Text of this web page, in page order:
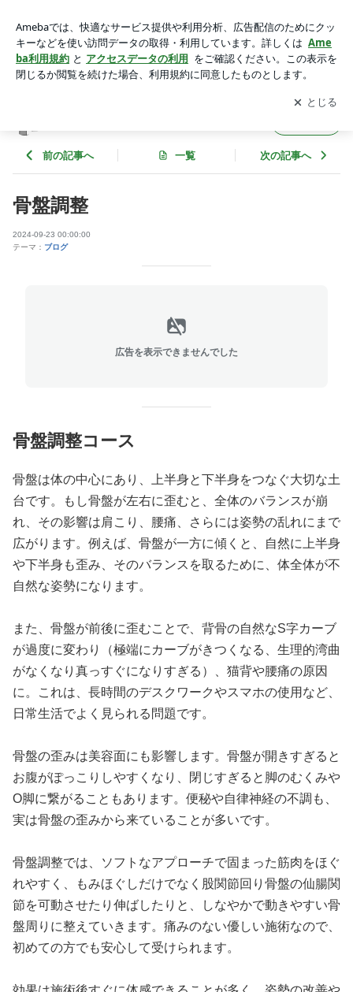
アプリをダウンロードして ブログの更新通知
を受け取りまし
ょう。
開く
前の記事へ 一覧 次の記事へ
骨盤調整
2024-09-23 00:00:00
テーマ： ブログ
広告を表示できませんでした
骨盤調整コース
骨盤は体の中心にあり、上半身と下半身をつなぐ大切な土
台です。もし骨盤が左右に歪むと、全体のバランスが崩
れ、その影響は肩こり、腰痛、さらには姿勢の乱れにまで
広がります。例えば、骨盤が一方に傾くと、自然に上半身
や下半身も歪み、そのバランスを取るために、体全体が不
自然な姿勢になります。
また、骨盤が前後に歪むことで、背骨の自然なS字カーブ
が過度に変わり（極端にカーブがきつくなる、生理的湾曲
がなくなり真っすぐになりすぎる）、猫背や腰痛の原因
に。これは、長時間のデスクワークやスマホの使用など、
日常生活でよく見られる問題です。
骨盤の歪みは美容面にも影響します。骨盤が開きすぎると
お腹がぽっこりしやすくなり、閉じすぎると脚のむくみや
O脚に繋がることもあります。便秘や自律神経の不調も、
実は骨盤の歪みから来ていることが多いです。
骨盤調整では、ソフトなアプローチで固まった筋肉をほぐ
れやすく、もみほぐしだけでなく股関節回り骨盤の仙腸関
節を可動させたり伸ばしたりと、しなやかで動きやすい骨
盤周りに整えていきます。痛みのない優しい施術なので、
初めての方でも安心して受けられます。